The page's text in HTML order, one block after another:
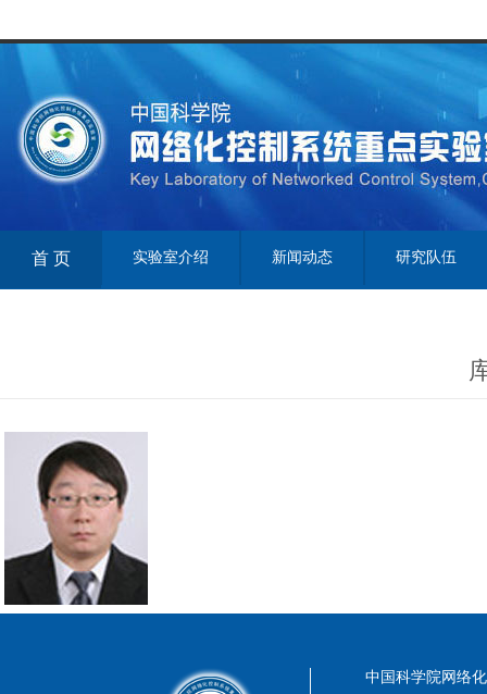
首 页 实验室介绍 新闻动态 研究队伍
中国科学院网络